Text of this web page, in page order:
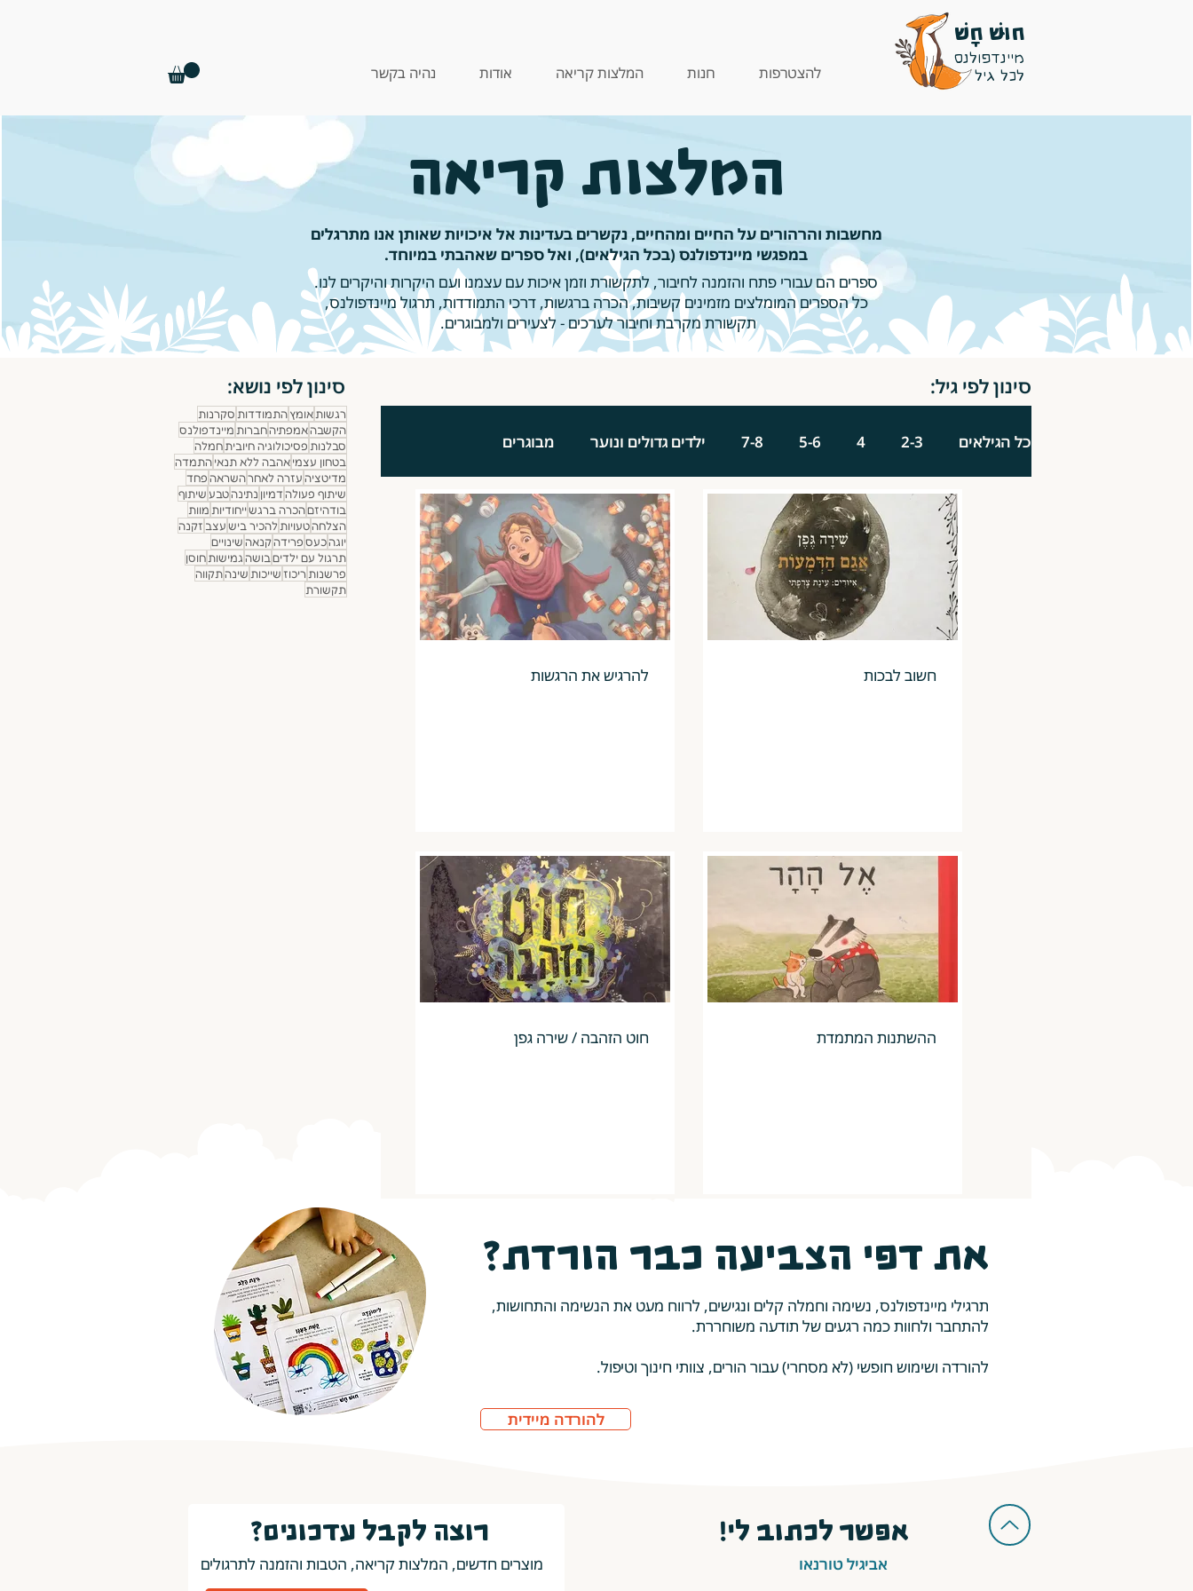
להצטרפות חנות המלצות קריאה אודות נהיה בקשר
חוּשׁ חָשׁ
מיינדפולנס
לכל גיל
המלצות קריאה
מחשבות והרהורים על החיים ומהחיים, נקשרים בעדינות אל איכויות שאותן אנו מתרגלים
במפגשי מיינדפולנס (בכל הגילאים), ואל ספרים שאהבתי במיוחד.
ספרים הם עבורי פתח והזמנה לחיבור, לתקשורת וזמן איכות עם עצמנו ועם היקרות והיקרים לנו.
כל הספרים המומלצים מזמינים קשיבות, הכרה ברגשות, דרכי התמודדות, תרגול מיינדפולנס,
תקשורת מקרבת וחיבור לערכים - לצעירים ולמבוגרים.
סינון לפי נושא:
רגשותאומץהתמודדות סקרנות
הקשבהאמפתיהחברות מיינדפולנס
סבלנות פסיכולוגיה חיוביתחמלה
בטחון עצמיאהבה ללא תנאיהתמדה
מדיטציהעזרה לאחרהשראהפחד
שיתוף פעולהדמיון נתינהטבע שיתוף
בודהיזםהכרה ברגשייחודיות מוות
הצלחהטעויותלהכיר בישעצב זקנה
יוגהכעספרידהקנאהשינויים
תרגול עם ילדיםבושהגמישותחוסן
פרשנות ריכוזשייכות שינהתקווה
תקשורת
סינון לפי גיל:
כל הגילאים 2-3
4
5-6
7-8 ילדים גדולים ונוער מבוגרים
חשוב לבכות להרגיש את הרגשות
ההשתנות המתמדת חוט הזהבה / שירה גפן
את דפי הצביעה כבר הורדת?
תרגילי מיינדפולנס, נשימה וחמלה קלים ונגישים, לרווח מעט את הנשימה והתחושות,
להתחבר ולחוות כמה רגעים של תודעה משוחררת.
להורדה ושימוש חופשי (לא מסחרי) עבור הורים, צוותי חינוך וטיפול.
להורדה מיידית
רוצה לקבל עדכונים?
מוצרים חדשים, המלצות קריאה, הטבות והזמנה לתרגולים
אפשר לכתוב לי!
אביגיל טורנאו